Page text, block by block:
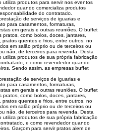
produtos para servir nos eventos
quando comercializa produtos
do contratado.
de serviços de iguarias e
para casamentos, formaturas,
em gerais e outras reuniões. O buffet
como bolos, doces, jantares,
quentes e frios, entre outros, no
em salão próprio ou de terceiros ou
não, de terceiros para revenda. Desta
produtos de sua própria fabricação
e como revendedor quando
Sendo assim, as empresas buffet
de serviços de iguarias e
para casamentos, formaturas,
em gerais e outras reuniões. O buffet
como bolos, doces, jantares,
quentes e frios, entre outros, no
em salão próprio ou de terceiros ou
não, de terceiros para revenda. Desta
produtos de sua própria fabricação
e como revendedor quando
Garçom para servir pratos alem de